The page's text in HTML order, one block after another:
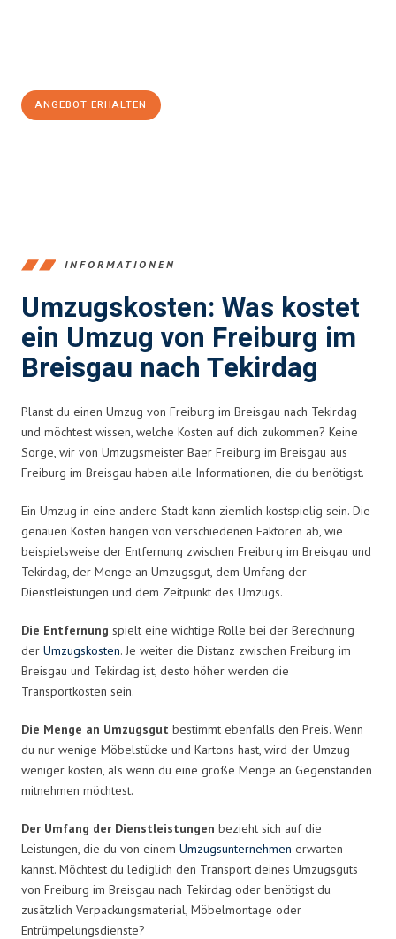
ANGEBOT ERHALTEN
INFORMATIONEN
Umzugskosten: Was kostet
ein Umzug von Freiburg im
Breisgau nach Tekirdag
Planst du einen Umzug von Freiburg im Breisgau nach Tekirdag
und möchtest wissen, welche Kosten auf dich zukommen? Keine
Sorge, wir von Umzugsmeister Baer Freiburg im Breisgau aus
Freiburg im Breisgau haben alle Informationen, die du benötigst.
Ein Umzug in eine andere Stadt kann ziemlich kostspielig sein. Die
genauen Kosten hängen von verschiedenen Faktoren ab, wie
beispielsweise der Entfernung zwischen Freiburg im Breisgau und
Tekirdag, der Menge an Umzugsgut, dem Umfang der
Dienstleistungen und dem Zeitpunkt des Umzugs.
Die Entfernung spielt eine wichtige Rolle bei der Berechnung
der Umzugskosten. Je weiter die Distanz zwischen Freiburg im
Breisgau und Tekirdag ist, desto höher werden die
Transportkosten sein.
Die Menge an Umzugsgut bestimmt ebenfalls den Preis. Wenn
du nur wenige Möbelstücke und Kartons hast, wird der Umzug
weniger kosten, als wenn du eine große Menge an Gegenständen
mitnehmen möchtest.
Der Umfang der Dienstleistungen bezieht sich auf die
Leistungen, die du von einem Umzugsunternehmen erwarten
kannst. Möchtest du lediglich den Transport deines Umzugsguts
von Freiburg im Breisgau nach Tekirdag oder benötigst du
zusätzlich Verpackungsmaterial, Möbelmontage oder
Entrümpelungsdienste?